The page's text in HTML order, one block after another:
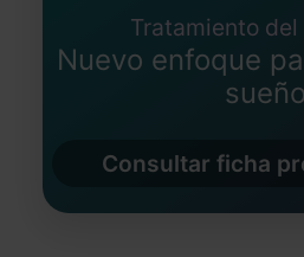
Tratamiento del
Nuevo enfoque
sueño
Consultar ficha